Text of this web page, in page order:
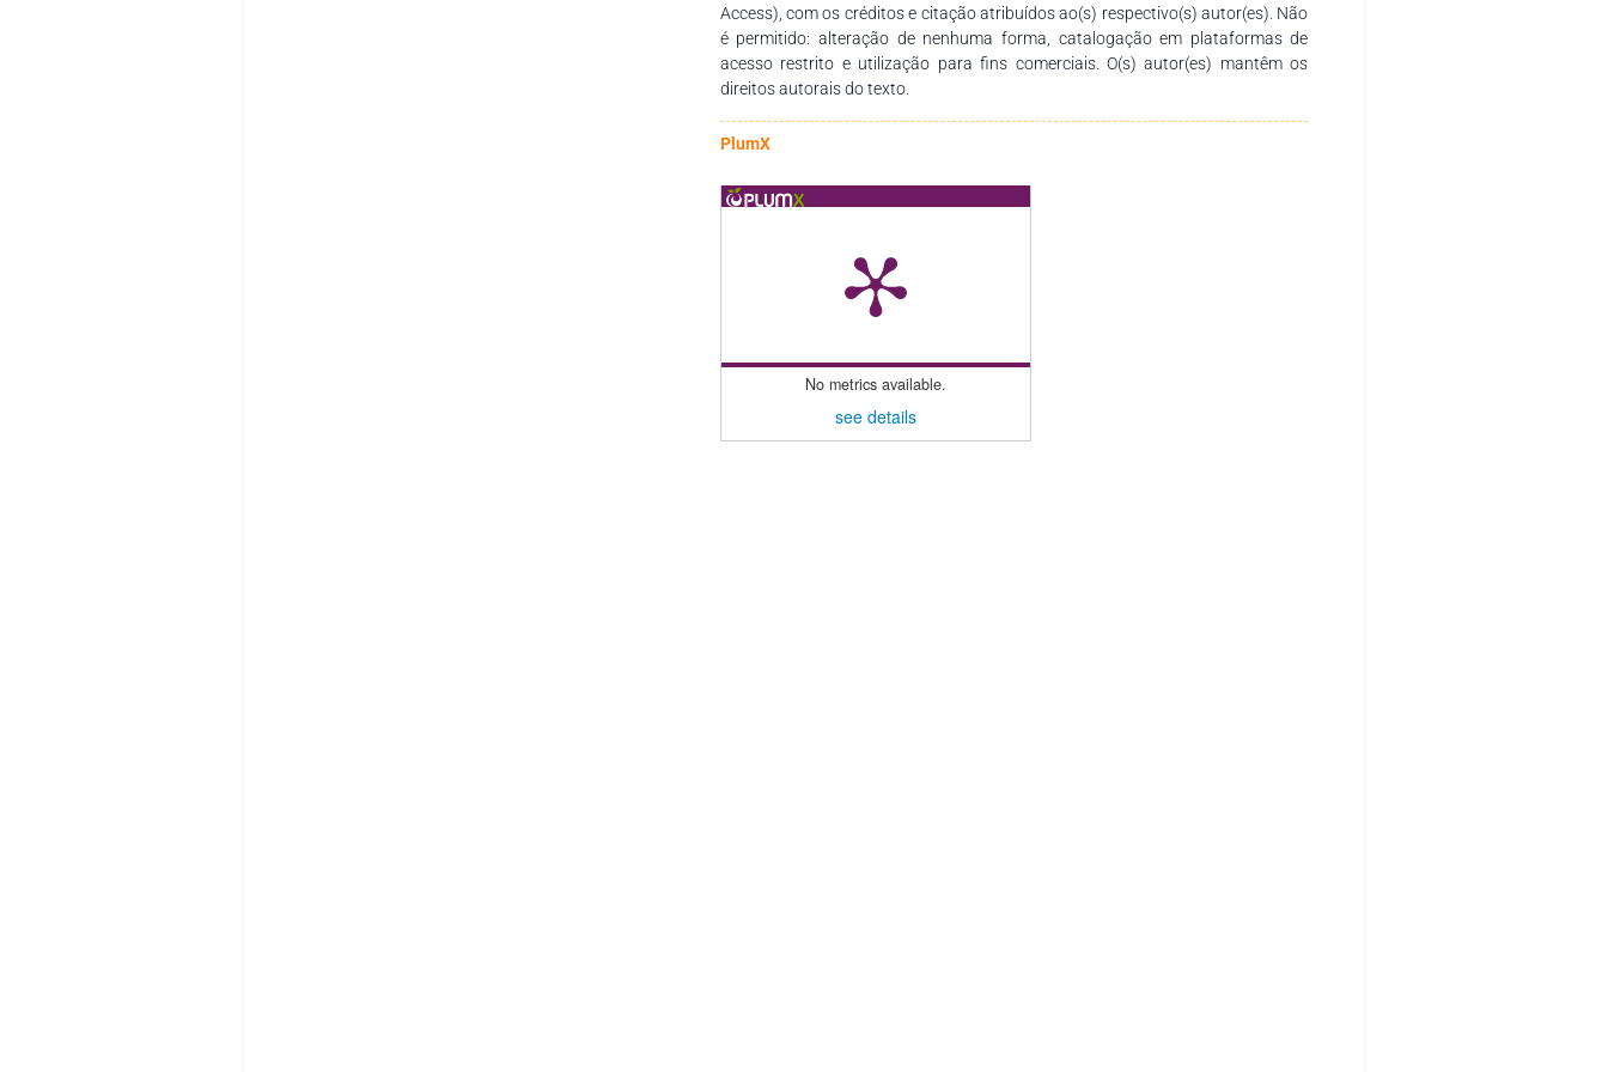
felinas. As condições domiciliares e o contato com mais de dez animais
influenciaram diretamente na positividade para esses parasitas. Conclusão:
Toxocara spp. e Ancylostoma spp. foram os gêneros mais prevalentes nos
animais domiciliados em Maringá-PR, principalmente em cães provenientes de
influenciariam diretamente na diversidade e positividade para parasitas
Access), com os créditos e citação atribuídos ao(s) respectivo(s) autor(es). Não
é permitido: alteração de nenhuma forma, catalogação em plataformas de
acesso restrito e utilização para fins comerciais. O(s) autor(es) mantêm os
direitos autorais do texto.
PlumX
No metrics available.
see details